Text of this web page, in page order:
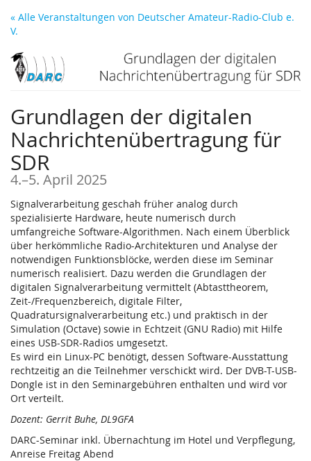
Zum
Haupt-
springen
« Alle Veranstaltungen von Deutscher Amateur-Radio-Club e.
V.
Grundlagen der digitalen
Nachrichtenübertragung für
SDR
4.–bis
5. April 2025
Signalverarbeitung geschah früher analog durch
spezialisierte Hardware, heute numerisch durch
umfangreiche Software-Algorithmen. Nach einem Überblick
über herkömmliche Radio-Architekturen und Analyse der
notwendigen Funktionsblöcke, werden diese im Seminar
numerisch realisiert. Dazu werden die Grundlagen der
digitalen Signalverarbeitung vermittelt (Abtasttheorem,
Zeit-/Frequenzbereich, digitale Filter,
Quadratursignalverarbeitung etc.) und praktisch in der
Simulation (Octave) sowie in Echtzeit (GNU Radio) mit Hilfe
eines USB-SDR-Radios umgesetzt.
Es wird ein Linux-PC benötigt, dessen Software-Ausstattung
rechtzeitig an die Teilnehmer verschickt wird. Der DVB-T-USB-
Dongle ist in den Seminargebühren enthalten und wird vor
Ort verteilt.
Dozent: Gerrit Buhe, DL9GFA
DARC-Seminar inkl. Übernachtung im Hotel und Verpflegung,
Anreise Freitag Abend